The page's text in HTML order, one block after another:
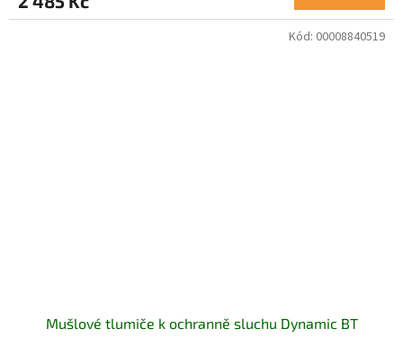
Mušlové tlumiče k ochranně sluchu Dynamic BT
Kód: 00008840519